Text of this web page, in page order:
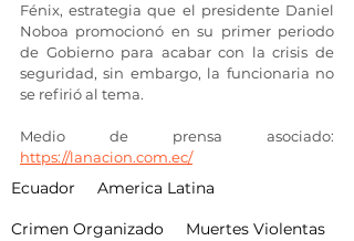
Fénix, estrategia que el presidente Daniel
Noboa promocionó en su primer periodo
de Gobierno para acabar con la crisis de
seguridad, sin embargo, la funcionaria no
se refirió al tema.
https://lanacion.com.ec/
Ecuador America Latina
Crimen Organizado
Muertes Violentas